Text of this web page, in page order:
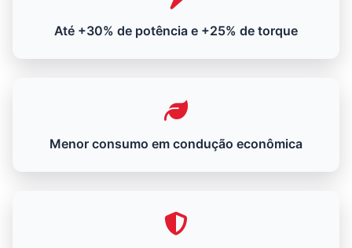
Até +30% de potência e +25% de torque
Menor consumo em condução econômica